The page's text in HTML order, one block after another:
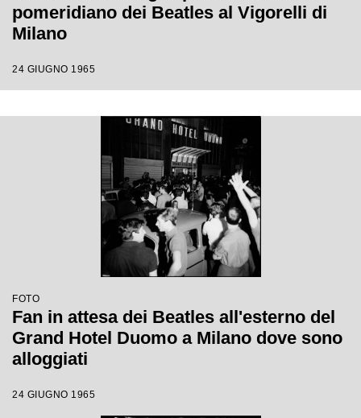
pomeridiano dei Beatles al Vigorelli di
Milano
24 GIUGNO 1965
FOTO
Fan in attesa dei Beatles all'esterno del
Grand Hotel Duomo a Milano dove sono
alloggiati
24 GIUGNO 1965